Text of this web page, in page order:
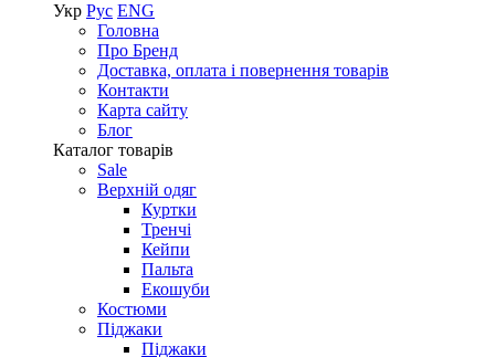
Укр Рус ENG
Головна
Про Бренд
Доставка, оплата і повернення товарів
Контакти
Карта сайту
Блог
Каталог товарів
Sale
Верхній одяг
Куртки
Тренчі
Кейпи
Пальта
Екошуби
Костюми
Піджаки
Піджаки